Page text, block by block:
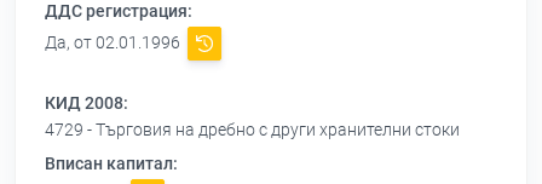
ДДС регистрация:
Да, от 02.01.1996
КИД 2008:
4729 - Търговия на дребно с други хранителни стоки
Вписан капитал: